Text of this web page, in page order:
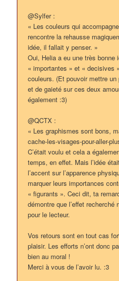
@Sylfer :
« Les couleurs qui
rencontre la rehausse
idée, il fallait y penser. »
Oui, Helia a eu une très bonne
« importantes » et « decisives
couleurs. (Et pouvoir mettre
et de gaieté sur ces deux
également :3)
@QCTX :
« Les graphismes sont bons,
cache-les-visages-pour-aller-
C’était voulu et cela a
temps, en effet. Mais l’idée
l’accent sur l’apparence
marquer leurs importances
« figurants ». Ceci dit, ta
démontre que l’effet recherché
pour le lecteur.
Vos retours sont en tout cas
plaisir. Les efforts n’ont donc
bien au moral !
Merci à vous de l’avoir lu. :3